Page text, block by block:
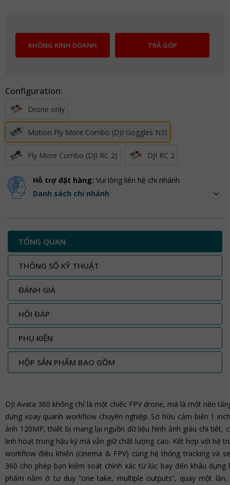
KHÔNG KINH DOANH TRẢ GÓP
Configuration:
Drone only
Motion Fly More Combo (DJI Goggles N3)
Fly More Combo (DJI RC 2) DJI RC 2
Hỗ trợ đặt hàng: Vui lòng liên hệ chi nhánh
Danh sách chi nhánh
TỔNG QUAN
THÔNG SỐ KỸ THUẬT
ĐÁNH GIÁ
HỎI ĐÁP
PHỤ KIỆN
HỘP SẢN PHẨM BAO GỒM
DJI Avata 360 không chỉ là một chiếc FPV drone, mà là một nền
dựng xoay quanh workflow chuyên nghiệp. Sở hữu cảm biến 1
ảnh 120MP, thiết bị mang lại nguồn dữ liệu hình ảnh giàu chi tiết,
linh hoạt trong hậu kỳ mà vẫn giữ chất lượng cao. Kết hợp với hệ
workflow điều khiển (cinema & FPV) cùng hệ thống tracking và
360 cho phép bạn kiểm soát chính xác từ lúc bay đến khâu dựng
phẩm nằm ở tư duy “one take, multiple outputs”, quay một